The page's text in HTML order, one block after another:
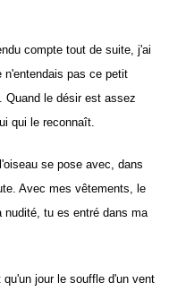
compte tout de suite, j'ai
n'entendais pas ce petit
Quand le désir est assez
qui le reconnaît.
se pose avec, dans
Avec mes vêtements, le
tu es entré dans ma
jour le souffle d'un vent